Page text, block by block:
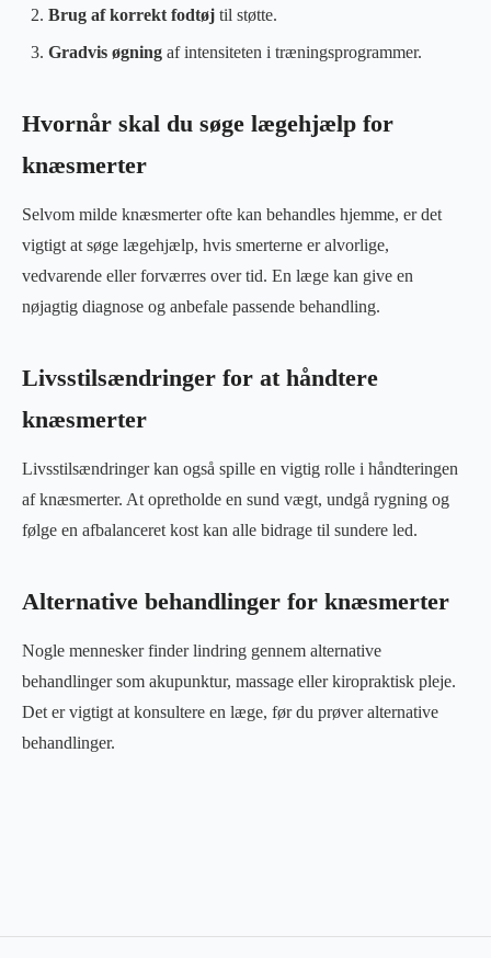
Brug af korrekt fodtøj til støtte.
Gradvis øgning af intensiteten i træningsprogrammer.
Hvornår skal du søge lægehjælp for
knæsmerter
Selvom milde knæsmerter ofte kan behandles hjemme, er det
vigtigt at søge lægehjælp, hvis smerterne er alvorlige,
vedvarende eller forværres over tid. En læge kan give en
nøjagtig diagnose og anbefale passende behandling.
Livsstilsændringer for at håndtere
knæsmerter
Livsstilsændringer kan også spille en vigtig rolle i håndteringen
af knæsmerter. At opretholde en sund vægt, undgå rygning og
følge en afbalanceret kost kan alle bidrage til sundere led.
Alternative behandlinger for knæsmerter
Nogle mennesker finder lindring gennem alternative
behandlinger som akupunktur, massage eller kiropraktisk pleje.
Det er vigtigt at konsultere en læge, før du prøver alternative
behandlinger.